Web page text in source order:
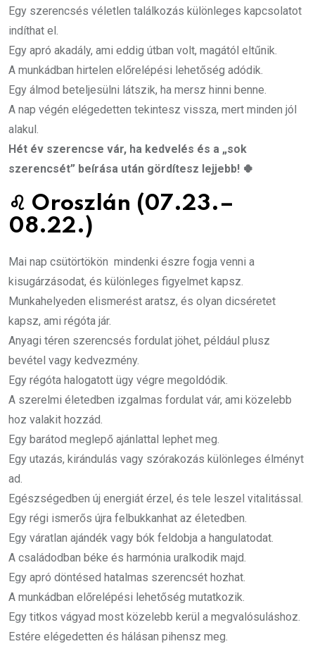
Egy szerencsés véletlen találkozás különleges kapcsolatot
indíthat el.
Egy apró akadály, ami eddig útban volt, magától eltűnik.
A munkádban hirtelen előrelépési lehetőség adódik.
Egy álmod beteljesülni látszik, ha mersz hinni benne.
A nap végén elégedetten tekintesz vissza, mert minden jól
alakul.
Hét év szerencse vár, ha kedvelés és a „sok
szerencsét” beírása után gördítesz lejjebb! 🍀
♌ Oroszlán (07.23.–
08.22.)
Mai nap csütörtökön mindenki észre fogja venni a
kisugárzásodat, és különleges figyelmet kapsz.
Munkahelyeden elismerést aratsz, és olyan dicséretet
kapsz, ami régóta jár.
Anyagi téren szerencsés fordulat jöhet, például plusz
bevétel vagy kedvezmény.
Egy régóta halogatott ügy végre megoldódik.
A szerelmi életedben izgalmas fordulat vár, ami közelebb
hoz valakit hozzád.
Egy barátod meglepő ajánlattal lephet meg.
Egy utazás, kirándulás vagy szórakozás különleges élményt
ad.
Egészségedben új energiát érzel, és tele leszel vitalitással.
Egy régi ismerős újra felbukkanhat az életedben.
Egy váratlan ajándék vagy bók feldobja a hangulatodat.
A családodban béke és harmónia uralkodik majd.
Egy apró döntésed hatalmas szerencsét hozhat.
A munkádban előrelépési lehetőség mutatkozik.
Egy titkos vágyad most közelebb kerül a megvalósuláshoz.
Estére elégedetten és hálásan pihensz meg.